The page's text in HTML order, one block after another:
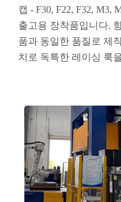
캡 - F30, F22, F32, M3,
출고용 장착품입니다.
품과 동일한 품질로 제
치로 독특한 레이싱 룩